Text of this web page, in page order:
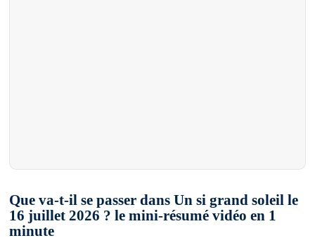
Que va-t-il se passer dans Un si grand soleil le
16 juillet 2026 ? le mini-résumé vidéo en 1
minute